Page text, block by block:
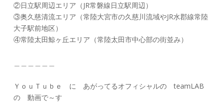
②日立駅周辺エリア（JR常磐線日立駅周辺）
③奥久慈清流エリア（常陸大宮市の久慈川流域やJR水郡線常陸
大子駅前地区）
④常陸太田鯨ヶ丘エリア（常陸太田市中心部の街並み）
ＹｏｕＴｕｂｅ に あがってるオフィシャルの teamLAB
の 動画で～す